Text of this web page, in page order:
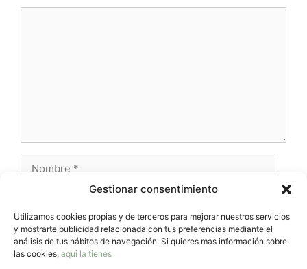
Gestionar consentimiento
Utilizamos cookies propias y de terceros para mejorar nuestros servicios
y mostrarte publicidad relacionada con tus preferencias mediante el
análisis de tus hábitos de navegación. Si quieres mas información sobre
las cookies, aqui la tienes
electrónico
Web